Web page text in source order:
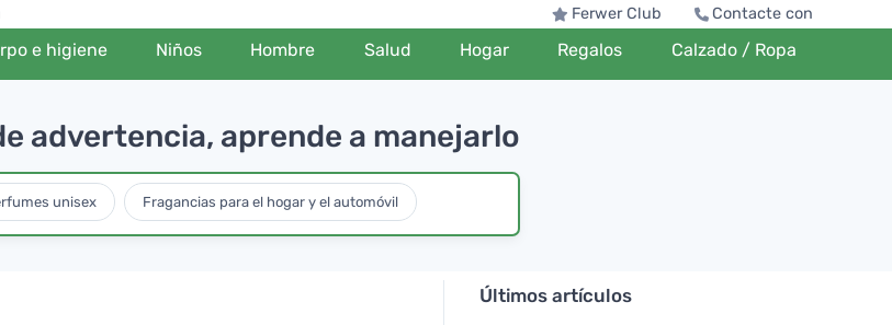
Ferwer Club Contacte con
e higiene Niños Hombre Salud Hogar Regalos Calzado / Ropa
advertencia, aprende a manejarlo
unisex Fragancias para el hogar y el automóvil
Últimos artículos